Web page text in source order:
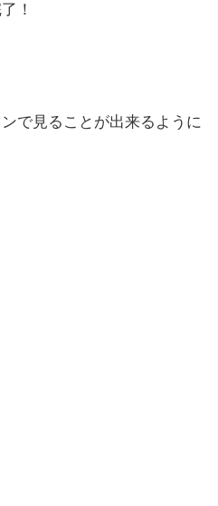
！
で見ることが出来るように